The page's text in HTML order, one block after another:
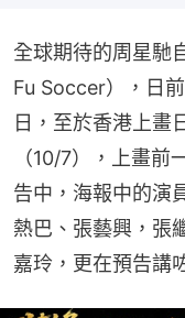
全球期待的周星馳
Fu Soccer），日
日，至於香港上畫
（10/7），上畫
告中，海報中的演
熱巴、張藝興，張
嘉玲，更在預告講